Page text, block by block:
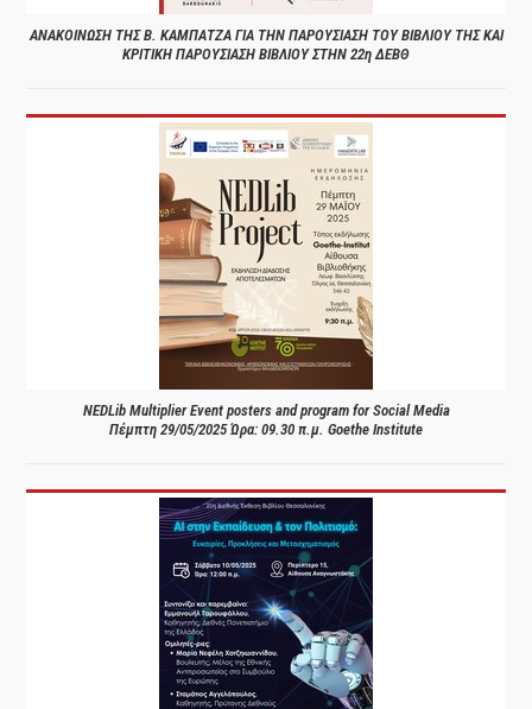
ΑΝΑΚΟΙΝΩΣΗ ΤΗΣ Β. ΚΑΜΠΑΤΖΑ ΓΙΑ ΤΗΝ ΠΑΡΟΥΣΙΑΣΗ ΤΟΥ ΒΙΒΛΙΟΥ ΤΗΣ ΚΑΙ
ΚΡΙΤΙΚΗ ΠΑΡΟΥΣΙΑΣΗ ΒΙΒΛΙΟΥ ΣΤΗΝ 22η ΔΕΒΘ
NEDLib Multiplier Event posters and program for Social Media
Πέμπτη 29/05/2025 Ώρα: 09.30 π.μ. Goethe Institute